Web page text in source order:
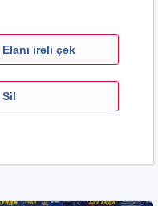
Elanı irəli çək
Sil